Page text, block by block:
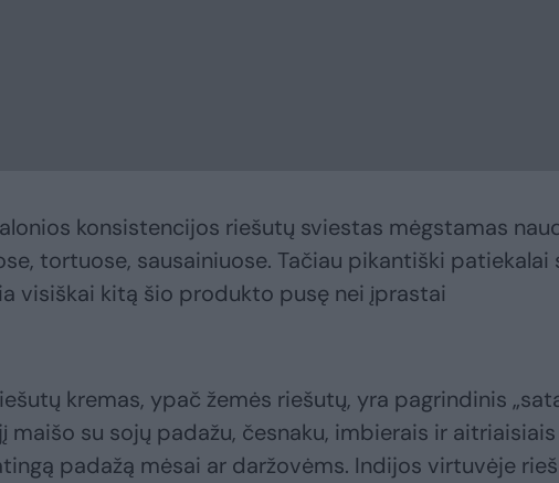
konsistencijos riešutų sviestas mėgstamas
tortuose, sausainiuose. Tačiau pikantiški patiekalai
visiškai kitą šio produkto pusę nei įprastai
kremas, ypač žemės riešutų, yra pagrindinis
maišo su sojų padažu, česnaku, imbierais ir aitriaisiais
padažą mėsai ar daržovėms. Indijos virtuvėje